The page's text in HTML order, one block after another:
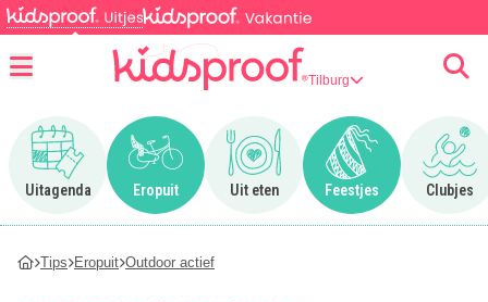
Tilburg
Uitagenda
Ga naar Uitagenda
Eropuit
Ga naar Eropuit
Uit eten
Ga naar Uit eten
Feestjes
Ga naar Feestjes
Clubjes
Ga
Tips Eropuit Outdoor actief